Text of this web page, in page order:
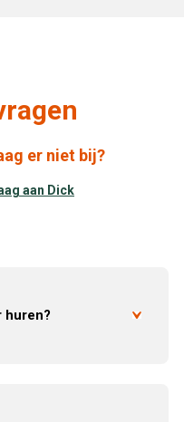
er niet bij?
aan Dick
huren?